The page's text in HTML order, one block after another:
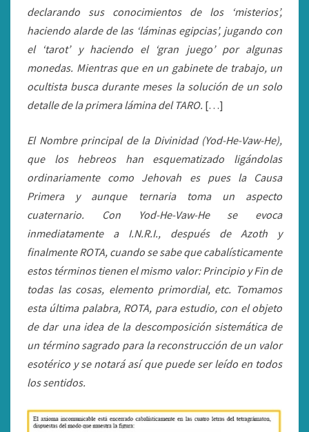
declarando sus conocimientos de los ‘misterios’,
haciendo alarde de las ‘láminas egipcias’, jugando con
el ‘tarot’ y haciendo el ‘gran juego’ por algunas
monedas. Mientras que en un gabinete de trabajo, un
ocultista busca durante meses la solución de un solo
detalle de la primera lámina del TARO. […]
El Nombre principal de la Divinidad (Yod-He-Vaw-He),
que los hebreos han esquematizado ligándolas
ordinariamente como Jehovah es pues la Causa
Primera y aunque ternaria toma un aspecto
cuaternario. Con Yod-He-Vaw-He se evoca
inmediatamente a I.N.R.I., después de Azoth y
finalmente ROTA, cuando se sabe que cabalísticamente
estos términos tienen el mismo valor: Principio y Fin de
todas las cosas, elemento primordial, etc. Tomamos
esta última palabra, ROTA, para estudio, con el objeto
de dar una idea de la descomposición sistemática de
un término sagrado para la reconstrucción de un valor
esotérico y se notará así que puede ser leído en todos
los sentidos.